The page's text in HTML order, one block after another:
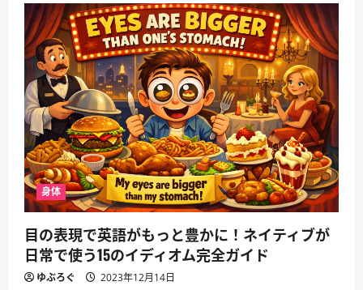
む
す
る
人
生
の
機
微：
英
語
イ
デ
ィ
オ
ム
完
全
ガ
イ
ド
に
つ
い
て
さ
ら
身体
目の表現で英語がもっと豊かに！ネイティブが
日常で使う15のイディオム完全ガイド
ゆぶろぐ 2023年12月14日